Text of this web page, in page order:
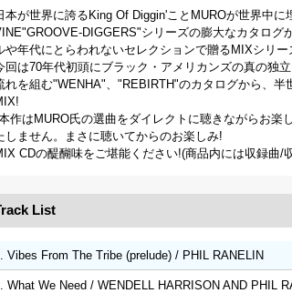
本が世界に誇るKing Of Diggin'ことMUROが世界中
DIGGERS"シリーズの膨大なカタロ
や年代にとらわれないセレクションで贈るMIXシリー
回は70年代初頭にブラック・アメリカンズの真の独
れを組む"WENHA"、"REBIRTH"のカタログから、
作はMURO氏の選曲をダイレクトに聴きながらお
しません。まさに聴いてからのお楽しみ!
CDの醍醐味をご堪能ください!(商品内には収録曲
List
Vibes From The Tribe (prelude) / PHIL RANELIN
What We Need / WENDELL HARRISON AND PHIL